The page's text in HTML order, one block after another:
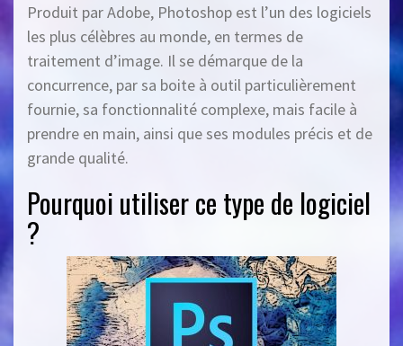
Produit par Adobe, Photoshop est l’un des logiciels
les plus célèbres au monde, en termes de
traitement d’image. Il se démarque de la
concurrence, par sa boite à outil particulièrement
fournie, sa fonctionnalité complexe, mais facile à
prendre en main, ainsi que ses modules précis et de
grande qualité.
Pourquoi utiliser ce type de logiciel
?